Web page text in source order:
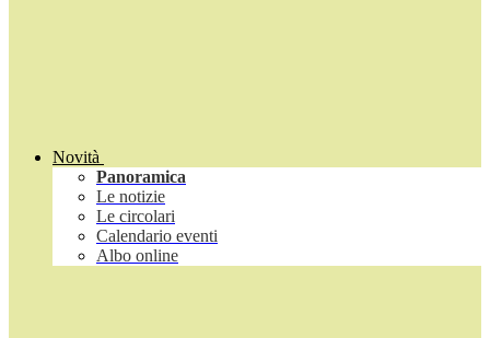
Novità
Panoramica
Le notizie
Le circolari
Calendario eventi
Albo online